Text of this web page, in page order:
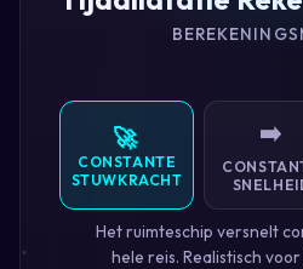
🚀
CONSTANTE
STUWKRACHT
➡️
Het ruimteschip versnelt
hele reis. Realistisch